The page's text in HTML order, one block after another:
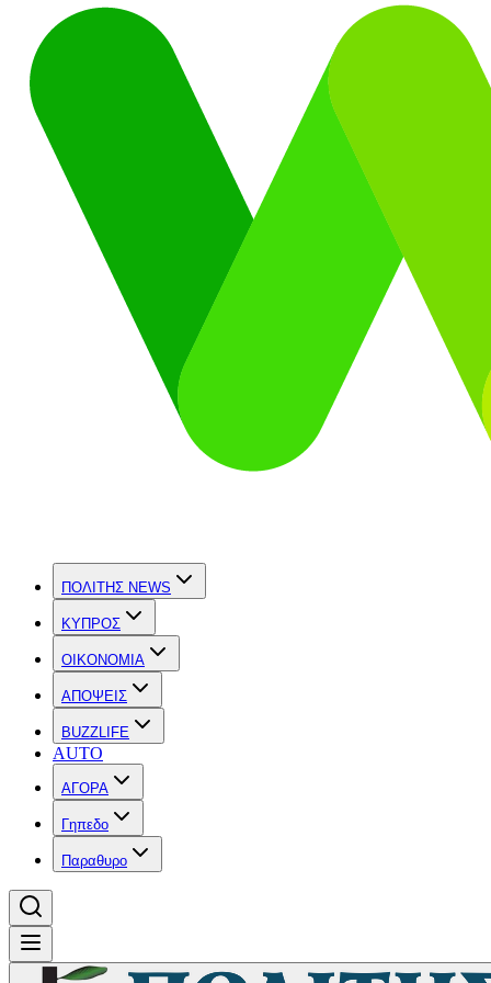
ΠΟΛΙΤΗΣ NEWS
ΚΥΠΡΟΣ
OIKONOMIA
ΑΠΟΨΕΙΣ
BUZZLIFE
AUTO
ΑΓΟΡΑ
Γηπεδο
Παραθυρο